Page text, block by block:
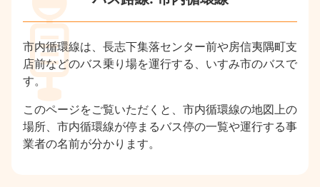
市内循環線は、長志下集落センター前や房信夷隅町支
店前などのバス乗り場を運行する、いすみ市のバスで
す。
このページをご覧いただくと、市内循環線の地図上の
場所、市内循環線が停まるバス停の一覧や運行する事
業者の名前が分かります。